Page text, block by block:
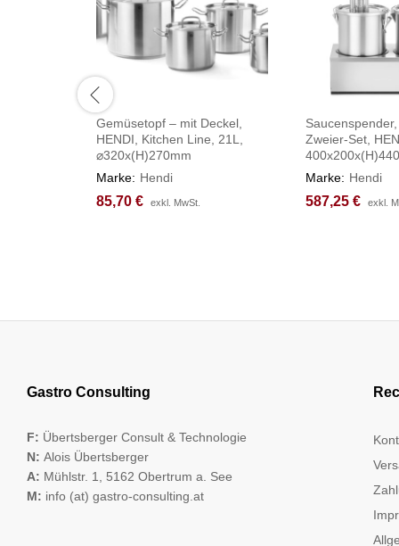
Gemüsetopf – mit Deckel,
HENDI, Kitchen Line, 21L,
⌀320x(H)270mm
Marke: Hendi
85,70 € exkl. MwSt.
85,70 € exkl. MwSt.
Zweier-Set,
Marke: Hendi
587,25 € exkl.
587,25 € exkl.
Gastro Consulting
F: Übertsberger Consult & Technologie
N: Alois Übertsberger
A: Mühlstr. 1, 5162 Obertrum a. See
M: info (at) gastro-consulting.at